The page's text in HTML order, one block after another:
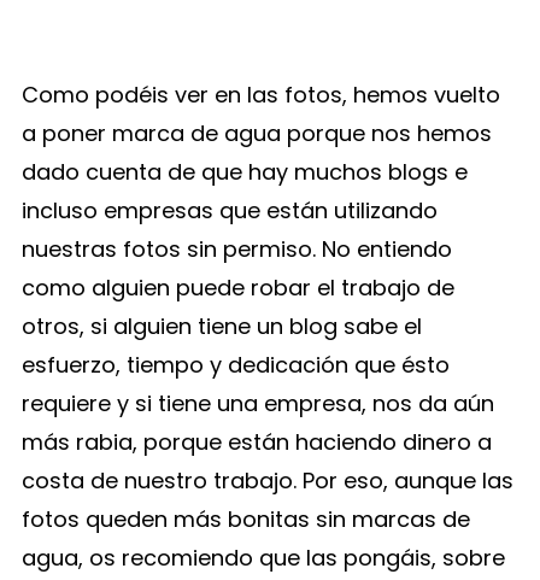
Como podéis ver en las fotos, hemos vuelto
a poner marca de agua porque nos hemos
dado cuenta de que hay muchos blogs e
incluso empresas que están utilizando
nuestras fotos sin permiso. No entiendo
como alguien puede robar el trabajo de
otros, si alguien tiene un blog sabe el
esfuerzo, tiempo y dedicación que ésto
requiere y si tiene una empresa, nos da aún
más rabia, porque están haciendo dinero a
costa de nuestro trabajo. Por eso, aunque las
fotos queden más bonitas sin marcas de
agua, os recomiendo que las pongáis, sobre